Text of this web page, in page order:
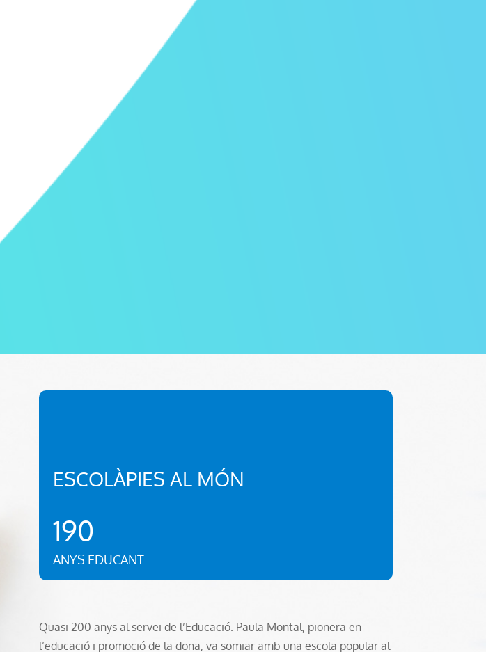
ESCOLÀPIES AL MÓN
190
ANYS EDUCANT
Quasi 200 anys al servei de l’Educació. Paula Montal, pionera en
l’educació i promoció de la dona, va somiar amb una escola popular al